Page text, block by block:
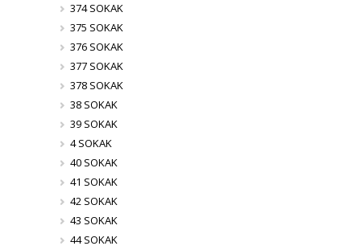
374 SOKAK
375 SOKAK
376 SOKAK
377 SOKAK
378 SOKAK
38 SOKAK
39 SOKAK
4 SOKAK
40 SOKAK
41 SOKAK
42 SOKAK
43 SOKAK
44 SOKAK